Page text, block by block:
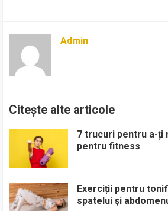
Admin
Citește alte articole
7 trucuri pentru a-ți
pentru fitness
Exerciții pentru
spatelui și